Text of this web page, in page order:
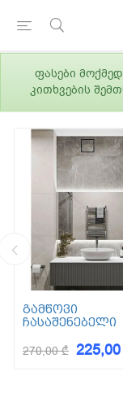
ფასები
კითხვების
გამწოვი
ჩასაშენებელი
270,00 ₾